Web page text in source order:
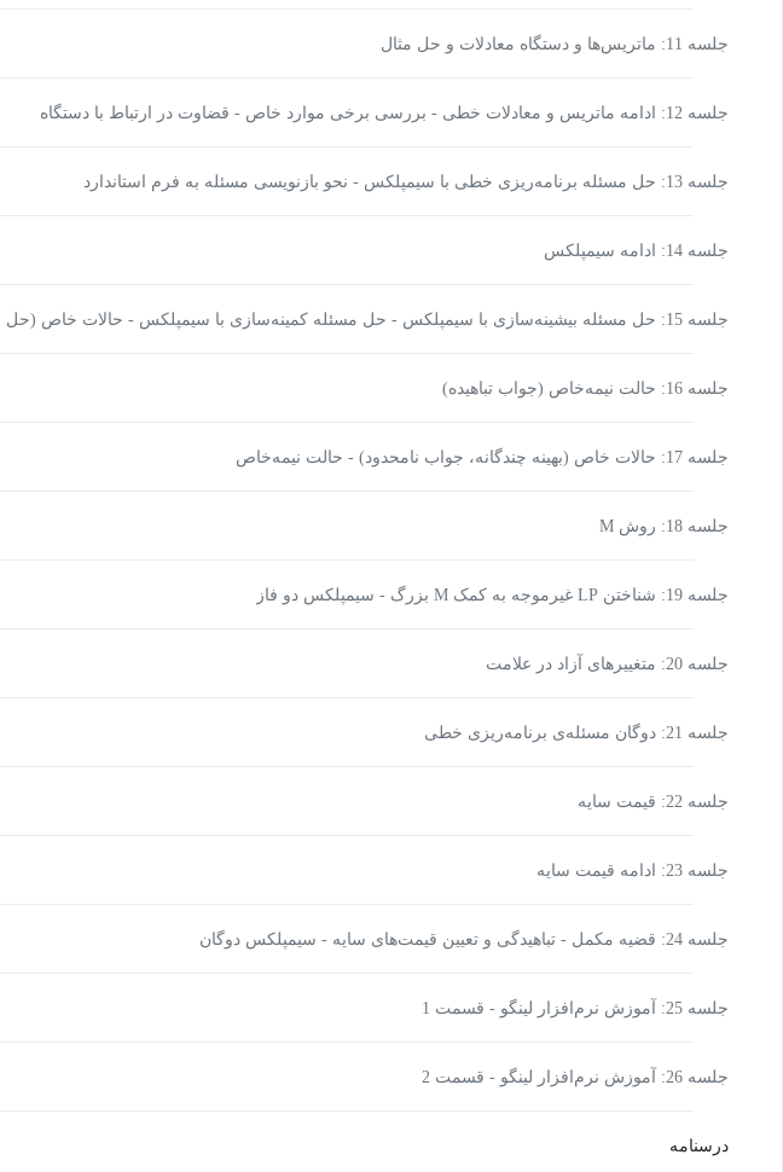
جلسه 11: ماتریس‌ها و دستگاه معادلات و حل مثال
جلسه 12: ادامه ماتریس و معادلات خطی - بررسی برخی موارد خاص - قضاوت در ارتباط با دستگاه
جلسه 13: حل مسئله برنامه‌ریزی خطی با سیمپلکس - نحو بازنویسی مسئله به فرم استاندارد
جلسه 14: ادامه سیمپلکس
جلسه 15: حل مسئله بیشینه‌سازی با سیمپلکس - حل مسئله کمینه‌سازی با سیمپلکس - حالات خاص (حل
جلسه 16: حالت نیمه‌خاص (جواب تباهیده)
جلسه 17: حالات خاص (بهینه چندگانه، جواب نامحدود) - حالت نیمه‌خاص
جلسه 18: روش M
جلسه 19: شناختن LP غیرموجه به کمک M بزرگ - سیمپلکس دو فاز
جلسه 20: متغییرهای آزاد در علامت
جلسه 21: دوگان مسئله‌ی برنامه‌ریزی خطی
جلسه 22: قیمت سایه
جلسه 23: ادامه قیمت سایه
جلسه 24: قضیه مکمل - تباهیدگی و تعیین قیمت‌های سایه - سیمپلکس دوگان
جلسه 25: آموزش نرم‌افزار لینگو - قسمت 1
جلسه 26: آموزش نرم‌افزار لینگو - قسمت 2
درسنامه